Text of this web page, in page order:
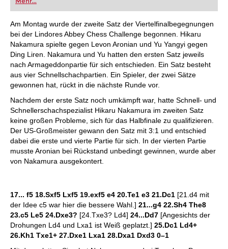
FRITZ trainieren Sie effizienter, intelligenter und
individueller als je zuvor.
Am Montag wurde der zweite Satz der Viertelfinalbegegnungen
bei der Lindores Abbey Chess Challenge begonnen. Hikaru
Nakamura spielte gegen Levon Aronian und Yu Yangyi gegen
Ding Liren. Nakamura und Yu hatten den ersten Satz jeweils
nach Armageddonpartie für sich entschieden. Ein Satz besteht
aus vier Schnellschachpartien. Ein Spieler, der zwei Sätze
gewonnen hat, rückt in die nächste Runde vor.
Nachdem der erste Satz noch umkämpft war, hatte Schnell- und
Schnellerschachspezialist Hikaru Nakamura im zweiten Satz
keine großen Probleme, sich für das Halbfinale zu qualifizieren.
Der US-Großmeister gewann den Satz mit 3:1 und entschied
dabei die erste und vierte Partie für sich. In der vierten Partie
musste Aronian bei Rückstand unbedingt gewinnen, wurde aber
von Nakamura ausgekontert.
17... f5 18.Sxf5 Lxf5 19.exf5 e4 20.Te1 e3 21.Dc1 [21.d4 mit
der Idee c5 war hier die bessere Wahl.] 21...g4 22.Sh4 The8
23.c5 Le5 24.Dxe3? [24.Txe3? Ld4] 24...Dd7 [Angesichts der
Drohungen Ld4 und Lxa1 ist Weiß geplatzt.] 25.Dc1 Ld4+
26.Kh1 Txe1+ 27.Dxe1 Lxa1 28.Dxa1 Dxd3 0–1